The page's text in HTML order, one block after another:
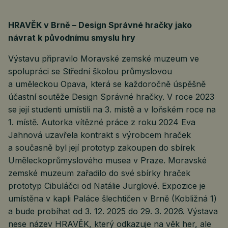
HRAVĚK v Brně – Design Správné hračky jako
návrat k původnímu smyslu hry
Výstavu připravilo Moravské zemské muzeum ve
spolupráci se Střední školou průmyslovou
a uměleckou Opava, která se každoročně úspěšně
účastní soutěže Design Správné hračky. V roce 2023
se její studenti umístili na 3. místě a v loňském roce na
1. místě. Autorka vítězné práce z roku 2024 Eva
Jahnová uzavřela kontrakt s výrobcem hraček
a současně byl její prototyp zakoupen do sbírek
Uměleckoprůmyslového musea v Praze. Moravské
zemské muzeum zařadilo do své sbírky hraček
prototyp Cibuláčci od Natálie Jurglové. Expozice je
umístěna v kapli Paláce šlechtičen v Brně (Kobližná 1)
a bude probíhat od 3. 12. 2025 do 29. 3. 2026. Výstava
nese název HRAVĚK, který odkazuje na věk her, ale